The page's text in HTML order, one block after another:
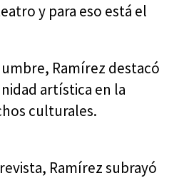
y para eso está el
Ramírez destacó
artística en la
culturales.
Ramírez subrayó